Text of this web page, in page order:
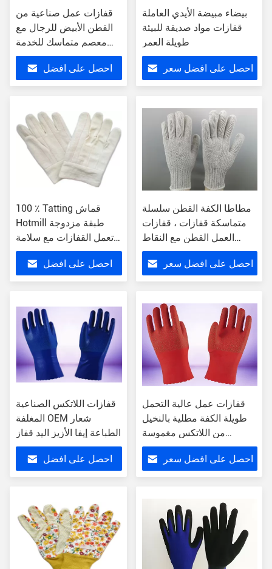
قفازات عمل صناعية من
القطن الأبيض للرجال مع
معصم متماسك للخدمة
الشاقة تصميم خدمة الإنتاج
الضخم تكلفة العفن
المجانية
احصل على افضل
بيضاء مبيضة الأيدي العاملة
قفازات مواد صديقة للبيئة
طويلة العمر
احصل على افضل سعر
100 ٪ Tatting قماش
Hotmill طبقة مزدوجة
تعمل القفازات مع سلامة
الكفة
احصل على افضل
مطاطا الكفة القطن سلسلة
متماسكة قفازات ، قفازات
العمل القطن مع النقاط
المطاط القابض
احصل على افضل سعر
قفازات اللاتكس الصناعية
المغلفة OEM شعار
الطباعة إيفا الأزيز اليد قفاز
احصل على افضل
قفازات عمل عالية التحمل
طويلة الكفة مطلية بالنخيل
من اللاتكس مغموسة
بالمطاط أداء قبضة فائق
احصل على افضل سعر